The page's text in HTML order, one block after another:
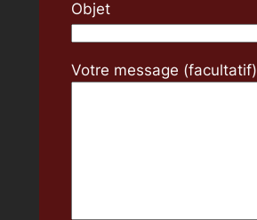
Objet
Votre message (facultatif)